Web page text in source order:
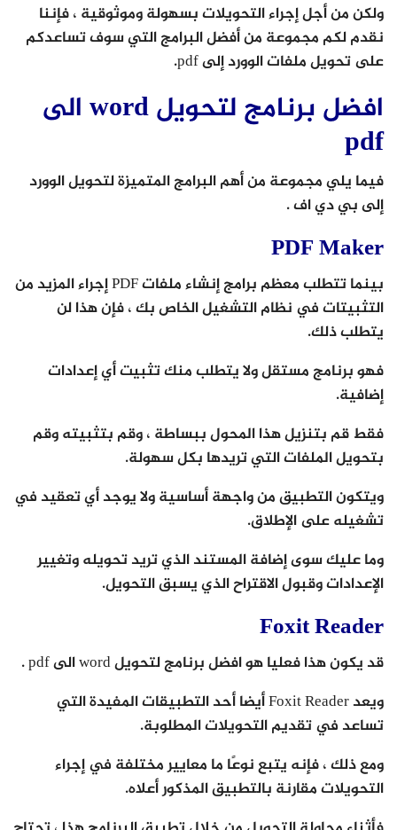
ولكن من أجل إجراء التحويلات بسهولة وموثوقية ، فإننا
نقدم لكم مجموعة من أفضل البرامج التي سوف تساعدكم
على تحويل ملفات الوورد إلى pdf.
افضل برنامج لتحويل word الى
pdf
فيما يلي مجموعة من أهم البرامج المتميزة لتحويل الوورد
إلى بي دي اف .
PDF Maker
بينما تتطلب معظم برامج إنشاء ملفات PDF إجراء المزيد من
التثبيتات في نظام التشغيل الخاص بك ، فإن هذا لن
يتطلب ذلك.
فهو برنامج مستقل ولا يتطلب منك تثبيت أي إعدادات
إضافية.
فقط قم بتنزيل هذا المحول ببساطة ، وقم بتثبيته وقم
بتحويل الملفات التي تريدها بكل سهولة.
ويتكون التطبيق من واجهة أساسية ولا يوجد أي تعقيد في
تشغيله على الإطلاق.
وما عليك سوى إضافة المستند الذي تريد تحويله وتغيير
الإعدادات وقبول الاقتراح الذي يسبق التحويل.
Foxit Reader
قد يكون هذا فعليا هو افضل برنامج لتحويل word الى pdf .
ويعد Foxit Reader أيضا أحد التطبيقات المفيدة التي
تساعد في تقديم التحويلات المطلوبة.
ومع ذلك ، فإنه يتبع نوعًا ما معايير مختلفة في إجراء
التحويلات مقارنة بالتطبيق المذكور أعلاه.